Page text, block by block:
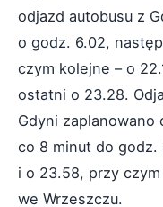
odjazd autobusu z
o godz. 6.02,
czym kolejne – o
ostatni o 23.28.
Gdyni
co 8 minut do godz.
i o 23.58, przy
we Wrzeszczu.